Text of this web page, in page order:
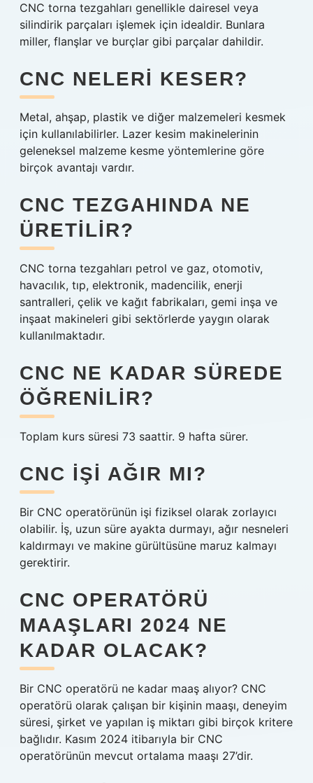
CNC torna tezgahları genellikle dairesel veya
silindirik parçaları işlemek için idealdir. Bunlara
miller, flanşlar ve burçlar gibi parçalar dahildir.
CNC NELERI KESER?
Metal, ahşap, plastik ve diğer malzemeleri kesmek
için kullanılabilirler. Lazer kesim makinelerinin
geleneksel malzeme kesme yöntemlerine göre
birçok avantajı vardır.
CNC TEZGAHINDA NE
ÜRETILIR?
CNC torna tezgahları petrol ve gaz, otomotiv,
havacılık, tıp, elektronik, madencilik, enerji
santralleri, çelik ve kağıt fabrikaları, gemi inşa ve
inşaat makineleri gibi sektörlerde yaygın olarak
kullanılmaktadır.
CNC NE KADAR SÜREDE
ÖĞRENILIR?
Toplam kurs süresi 73 saattir. 9 hafta sürer.
CNC IŞI AĞIR MI?
Bir CNC operatörünün işi fiziksel olarak zorlayıcı
olabilir. İş, uzun süre ayakta durmayı, ağır nesneleri
kaldırmayı ve makine gürültüsüne maruz kalmayı
gerektirir.
CNC OPERATÖRÜ
MAAŞLARI 2024 NE
KADAR OLACAK?
Bir CNC operatörü ne kadar maaş alıyor? CNC
operatörü olarak çalışan bir kişinin maaşı, deneyim
süresi, şirket ve yapılan iş miktarı gibi birçok kritere
bağlıdır. Kasım 2024 itibarıyla bir CNC
operatörünün mevcut ortalama maaşı 27’dir.